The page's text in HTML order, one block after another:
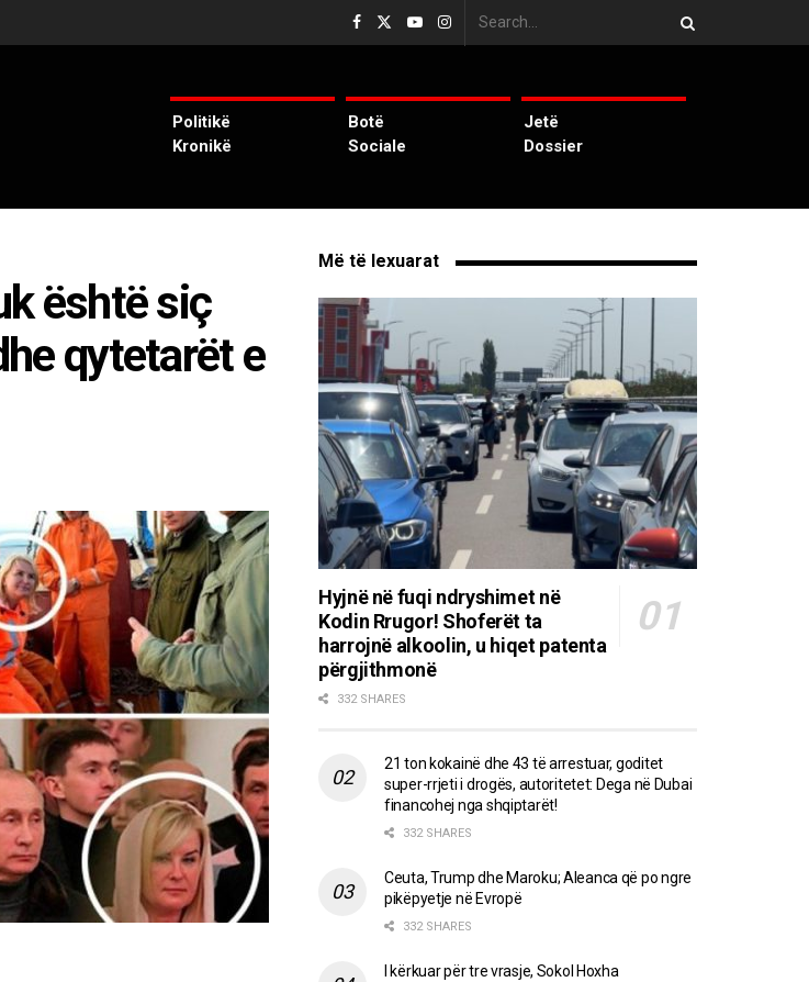
Politikë
Kronikë
Botë
Sociale
Jetë
Dossier
është siç
qytetarët e
Më të lexuarat
Hyjnë në fuqi ndryshimet në
Kodin Rrugor! Shoferët ta
harrojnë alkoolin, u hiqet patenta
përgjithmonë
332 SHARES
21 ton kokainë dhe 43 të arrestuar, goditet
super-rrjeti i drogës, autoritetet: Dega në Dubai
financohej nga shqiptarët!
332 SHARES
Ceuta, Trump dhe Maroku; Aleanca që po ngre
pikëpyetje në Evropë
332 SHARES
I kërkuar për tre vrasje, Sokol Hoxha